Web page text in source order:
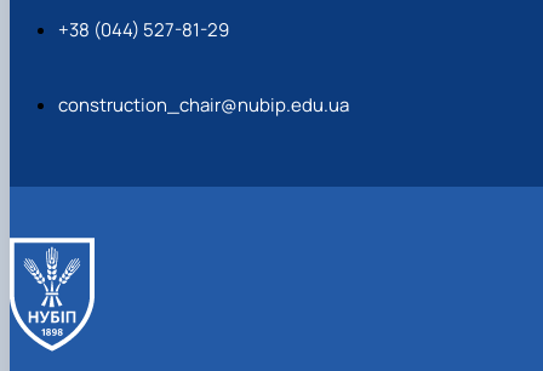
+38 (044) 527-81-29
construction_chair@nubip.edu.ua